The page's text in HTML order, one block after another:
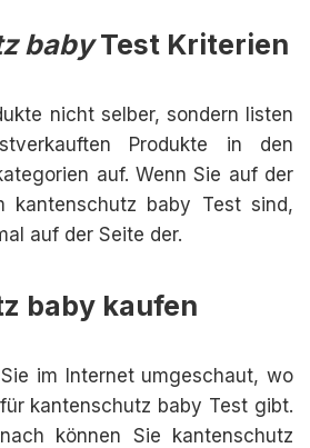
babyTest Kriterien
nicht selber, sondern listen
Produkte in den
auf. Wenn Sie auf der
kantenschutz baby Test sind,
auf der Seite der.
baby kaufen
im Internet umgeschaut, wo
kantenschutz baby Test gibt.
können Sie kantenschutz